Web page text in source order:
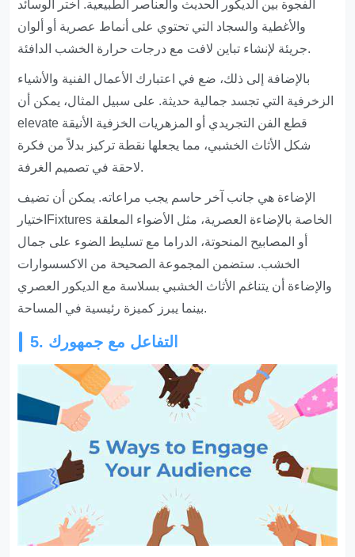
الفجوة بين الديكور الحديث والعناصر الطبيعية. اختر الوسائد
والأغطية والسجاد التي تحتوي على أنماط عصرية أو ألوان
جريئة لإنشاء تباين لافت مع درجات حرارة الخشب الدافئة.
بالإضافة إلى ذلك، ضع في اعتبارك الأعمال الفنية والأشياء
الزخرفية التي تجسد جمالية حديثة. على سبيل المثال، يمكن أن
elevate قطع الفن التجريدي أو المزهريات الخزفية الأنيقة
شكل الأثاث الخشبي، مما يجعلها نقطة تركيز بدلاً من فكرة
لاحقة في تصميم الغرفة.
الإضاءة هي جانب آخر حاسم يجب مراعاته. يمكن أن تضيف
اختيارFixtures الخاصة بالإضاءة العصرية، مثل الأضواء المعلقة
أو المصابيح المنحوتة، الدراما مع تسليط الضوء على جمال
الخشب. ستضمن المجموعة الصحيحة من الاكسسوارات
والإضاءة أن يتناغم الأثاث الخشبي بسلاسة مع الديكور العصري
بينما يبرز كميزة رئيسية في المساحة.
5. التفاعل مع جمهورك